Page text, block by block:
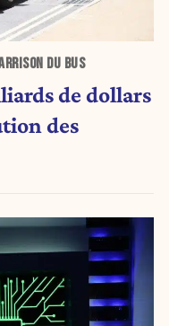
DU BUS
de dollars
des